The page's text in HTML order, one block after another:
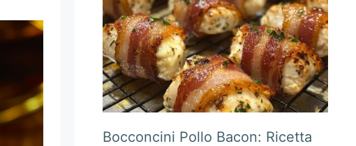
Bocconcini Pollo Bacon: Ricetta